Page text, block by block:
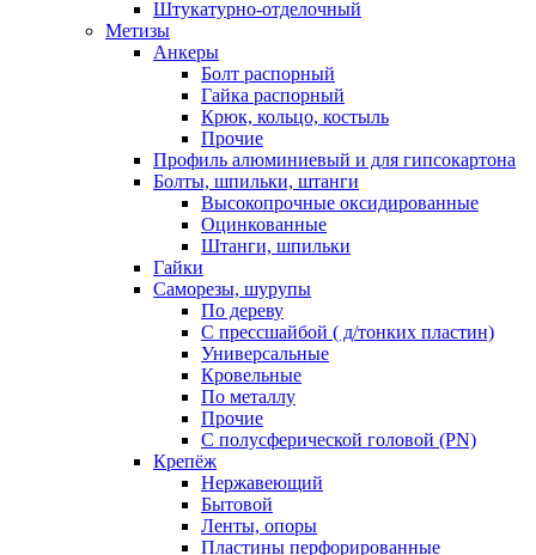
Штукатурно-отделочный
Метизы
Анкеры
Болт распорный
Гайка распорный
Крюк, кольцо, костыль
Прочие
Профиль алюминиевый и для гипсокартона
Болты, шпильки, штанги
Высокопрочные оксидированные
Оцинкованные
Штанги, шпильки
Гайки
Саморезы, шурупы
По дереву
С прессшайбой ( д/тонких пластин)
Универсальные
Кровельные
По металлу
Прочие
С полусферической головой (PN)
Крепёж
Нержавеющий
Бытовой
Ленты, опоры
Пластины перфорированные